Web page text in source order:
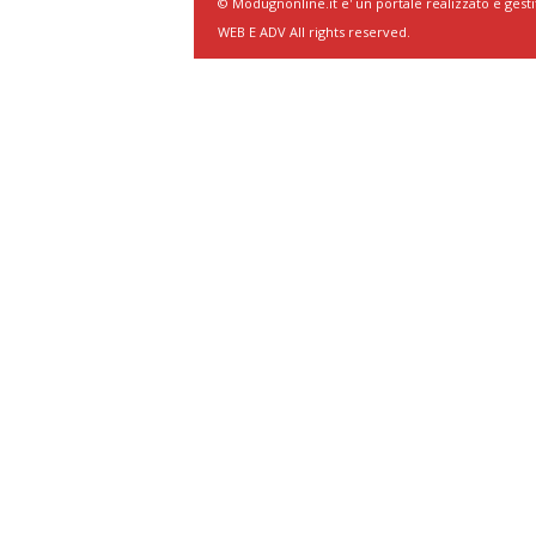
WEB E ADV All rights reserved.